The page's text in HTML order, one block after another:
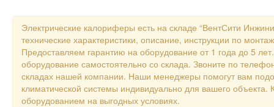
Электрические калориферы есть на складе “ВентСити
технические характеристики, описание, инструкции по
Предоставляем гарантию на оборудование от 1 года до 5
оборудование самостоятельно со склада. Звоните по
складах нашей компании. Наши менеджеры помогут вам
климатической системы индивидуально для вашего
оборудованием на выгодных условиях.